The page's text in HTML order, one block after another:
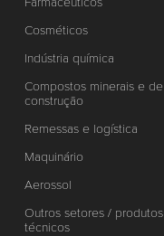
Cosméticos
Indústria química
Compostos minerais e de
construção
Remessas e logística
Maquinário
Aerossol
Outros setores / produtos
técnicos